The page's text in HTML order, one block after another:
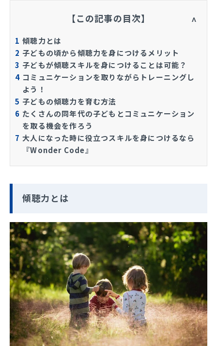
【この記事の目次】
1 傾聴力とは
2 子どもの頃から傾聴力を身につけるメリット
3 子どもが傾聴スキルを身につけることは可能？
4 コミュニケーションを取りながらトレーニングし
よう！
5 子どもの傾聴力を育む方法
6 たくさんの同年代の子どもとコミュニケーション
を取る機会を作ろう
7 大人になった時に役立つスキルを身につけるなら
『Wonder Code』
傾聴力とは